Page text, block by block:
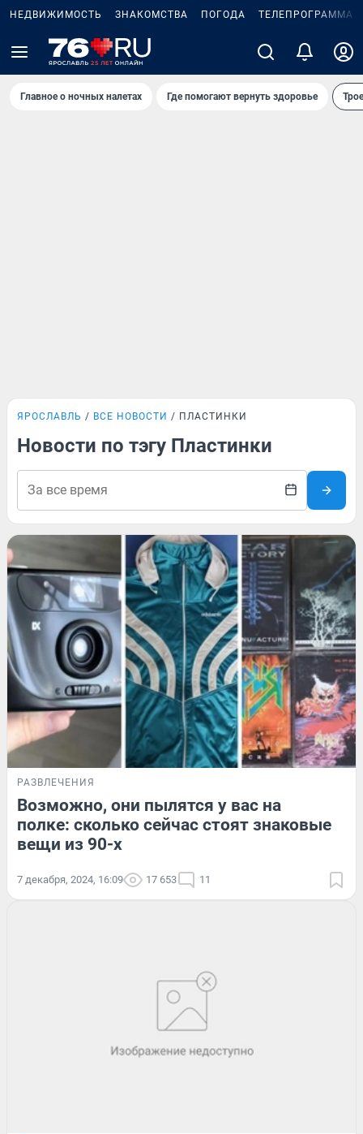
НЕДВИЖИМОСТЬ ЗНАКОМСТВА ПОГОДА ТЕЛЕПРОГРАММА
Главное о ночных налетах Где помогают вернуть здоровье
ЯРОСЛАВЛЬ ВСЕ НОВОСТИ ПЛАСТИНКИ
Новости по тэгу Пластинки
РАЗВЛЕЧЕНИЯ
Возможно, они пылятся у вас на
полке: сколько сейчас стоят знаковые
вещи из 90-х
7 декабря, 2024, 16:09 17 653 11